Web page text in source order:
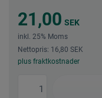
21,00 SEK
inkl. 25% Moms
Nettopris: 16,80 SEK
plus fraktkostnader